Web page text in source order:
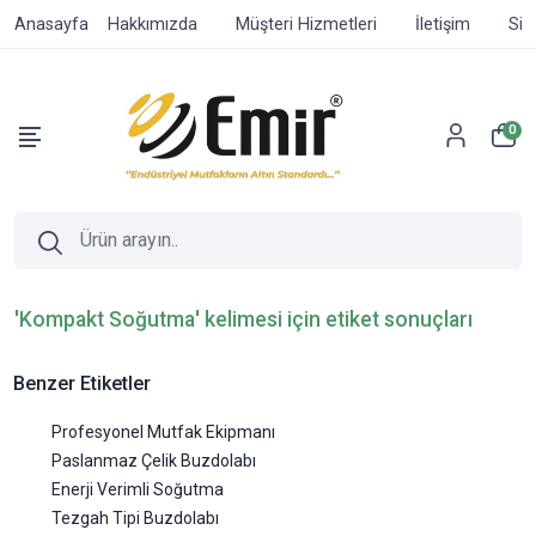
Anasayfa Hakkımızda Müşteri Hizmetleri İletişim
0
'Kompakt Soğutma' kelimesi için etiket sonuçları
Benzer Etiketler
Profesyonel Mutfak Ekipmanı
Paslanmaz Çelik Buzdolabı
Enerji Verimli Soğutma
Tezgah Tipi Buzdolabı